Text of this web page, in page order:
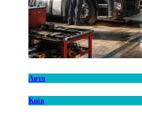
Авто
Київ